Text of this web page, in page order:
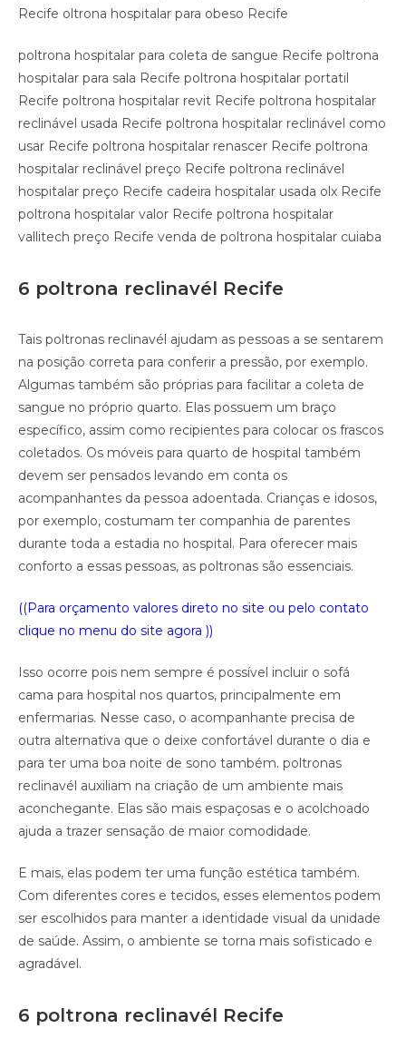
Recife oltrona hospitalar para obeso Recife
poltrona hospitalar para coleta de sangue Recife poltrona
hospitalar para sala Recife poltrona hospitalar portatil
Recife poltrona hospitalar revit Recife poltrona hospitalar
reclinável usada Recife poltrona hospitalar reclinável como
usar Recife poltrona hospitalar renascer Recife poltrona
hospitalar reclinável preço Recife poltrona reclinável
hospitalar preço Recife cadeira hospitalar usada olx Recife
poltrona hospitalar valor Recife poltrona hospitalar
vallitech preço Recife venda de poltrona hospitalar cuiaba
6 poltrona reclinavél Recife
Tais poltronas reclinavél ajudam as pessoas a se sentarem
na posição correta para conferir a pressão, por exemplo.
Algumas também são próprias para facilitar a coleta de
sangue no próprio quarto. Elas possuem um braço
específico, assim como recipientes para colocar os frascos
coletados. Os móveis para quarto de hospital também
devem ser pensados levando em conta os
acompanhantes da pessoa adoentada. Crianças e idosos,
por exemplo, costumam ter companhia de parentes
durante toda a estadia no hospital. Para oferecer mais
conforto a essas pessoas, as poltronas são essenciais.
((Para orçamento valores direto no site ou pelo contato
clique no menu do site agora ))
Isso ocorre pois nem sempre é possível incluir o sofá
cama para hospital nos quartos, principalmente em
enfermarias. Nesse caso, o acompanhante precisa de
outra alternativa que o deixe confortável durante o dia e
para ter uma boa noite de sono também. poltronas
reclinavél auxiliam na criação de um ambiente mais
aconchegante. Elas são mais espaçosas e o acolchoado
ajuda a trazer sensação de maior comodidade.
E mais, elas podem ter uma função estética também.
Com diferentes cores e tecidos, esses elementos podem
ser escolhidos para manter a identidade visual da unidade
de saúde. Assim, o ambiente se torna mais sofisticado e
agradável.
6 poltrona reclinavél Recife